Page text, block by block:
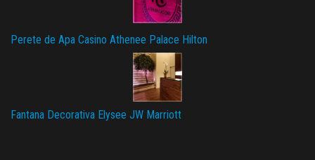
Perete de Apa Casino Athenee Palace Hilton
Fantana Decorativa Elysee JW Marriott